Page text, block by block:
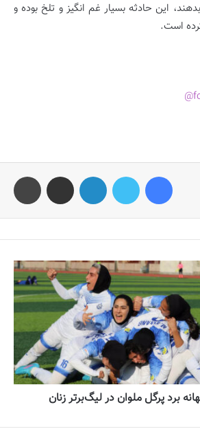
این حادثه بسیار غم انگیز و تلخ بوده و
است.
برد پرگل ملوان در لیگ‌برتر زنان